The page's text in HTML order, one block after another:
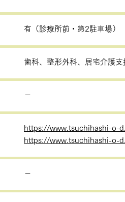
有（診療所前・第2駐車場）
歯科、整形外科、居宅介護
－
https://www.tsuchihashi-o-
https://www.tsuchihashi-o-
－